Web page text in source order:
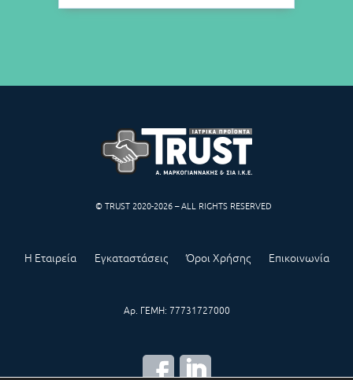
© TRUST 2020-2026 – ALL RIGHTS RESERVED
Η Εταιρεία Εγκαταστάσεις Όροι Χρήσης Επικοινωνία
Αρ. ΓΕΜΗ: 77731727000